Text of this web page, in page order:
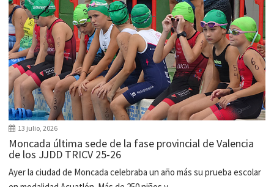
13 julio, 2026
Moncada última sede de la fase provincial de Valencia
de los JJDD TRICV 25-26
Ayer la ciudad de Moncada celebraba un año más su prueba escolar